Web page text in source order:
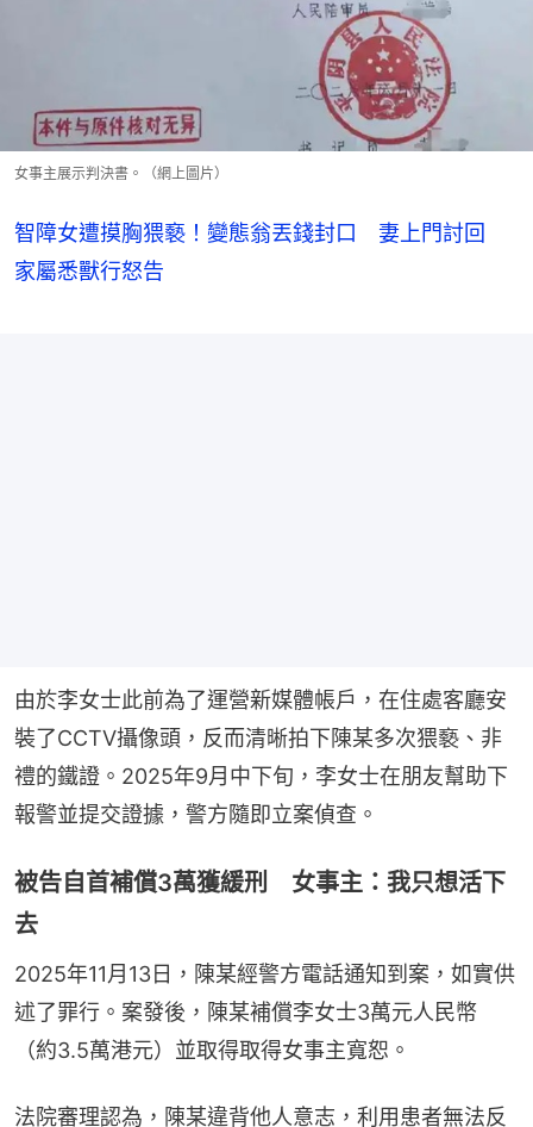
女事主展示判決書。（網上圖片）
智障女遭摸胸猥褻！變態翁丟錢封口 妻上門討回
家屬悉獸行怒告
由於李女士此前為了運營新媒體帳戶，在住處客廳安
裝了CCTV攝像頭，反而清晰拍下陳某多次猥褻、非
禮的鐵證。2025年9月中下旬，李女士在朋友幫助下
報警並提交證據，警方隨即立案偵查。
被告自首補償3萬獲緩刑 女事主：我只想活下
去
2025年11月13日，陳某經警方電話通知到案，如實供
述了罪行。案發後，陳某補償李女士3萬元人民幣
（約3.5萬港元）並取得取得女事主寬恕。
法院審理認為，陳某違背他人意志，利用患者無法反